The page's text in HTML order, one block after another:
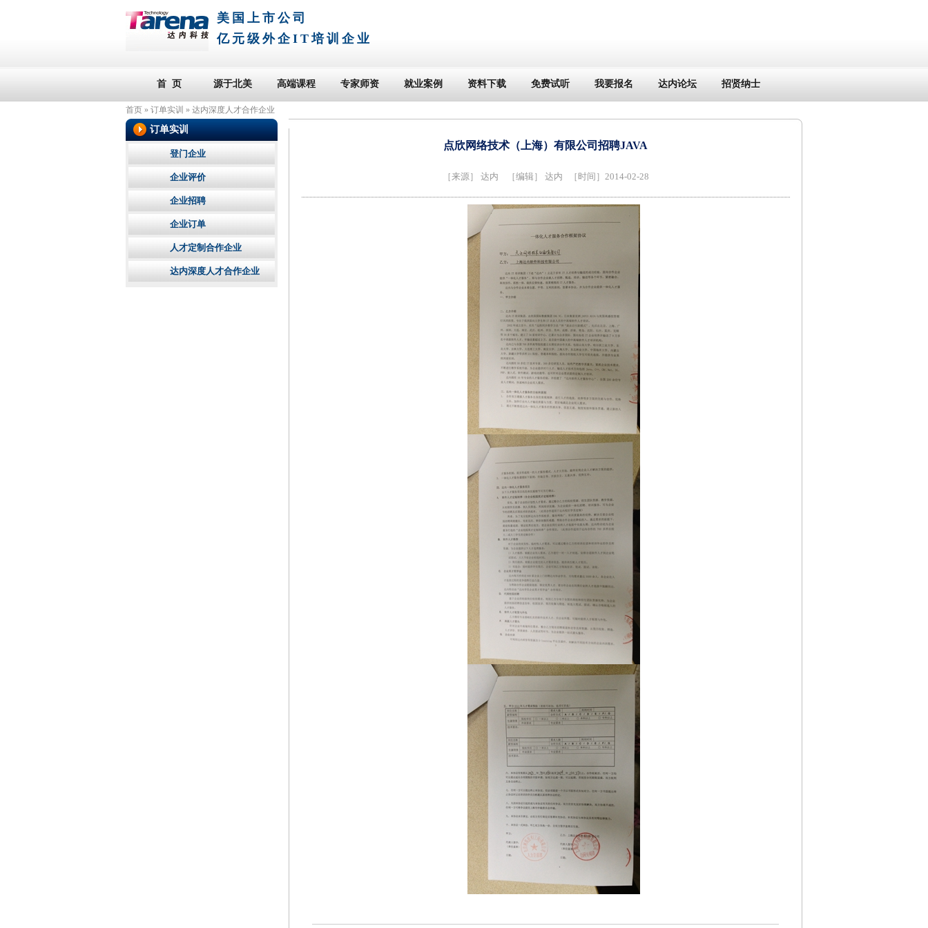
美国上市公司
亿元级外企IT培训企业
首 页 源于北美 高端课程 专家师资 就业案例 资料下载 免费试听 我要报名 达内论坛 招贤纳士
首页 » 订单实训 » 达内深度人才合作企业
点欣网络技术（上海）有限公司招聘JAVA
［来源］ 达内 ［编辑］ 达内 ［时间］2014-02-28
订单实训
登门企业
企业评价
企业招聘
企业订单
人才定制合作企业
达内深度人才合作企业